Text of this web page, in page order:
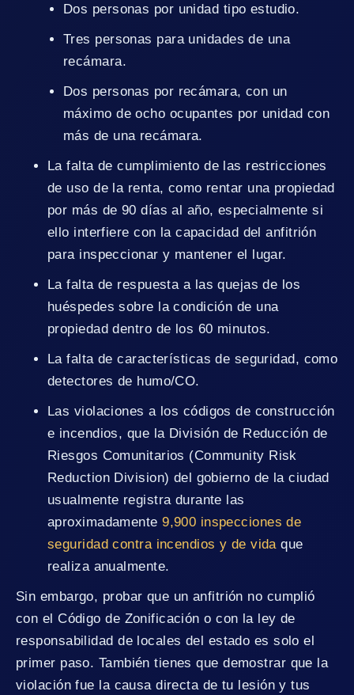
Dos personas por unidad tipo estudio.
Tres personas para unidades de una
recámara.
Dos personas por recámara, con un
máximo de ocho ocupantes por unidad con
más de una recámara.
La falta de cumplimiento de las restricciones
de uso de la renta, como rentar una propiedad
por más de 90 días al año, especialmente si
ello interfiere con la capacidad del anfitrión
para inspeccionar y mantener el lugar.
La falta de respuesta a las quejas de los
huéspedes sobre la condición de una
propiedad dentro de los 60 minutos.
La falta de características de seguridad, como
detectores de humo/CO.
Las violaciones a los códigos de construcción
e incendios, que la División de Reducción de
Riesgos Comunitarios (Community Risk
Reduction Division) del gobierno de la ciudad
usualmente registra durante las
aproximadamente9,900 inspecciones de
seguridad contra incendios y de vida que
realiza anualmente.
Sin embargo, probar que un anfitrión no cumplió
con el Código de Zonificación o con la ley de
responsabilidad de locales del estado es solo el
primer paso. También tienes que demostrar que la
violación fue la causa directa de tu lesión y tus